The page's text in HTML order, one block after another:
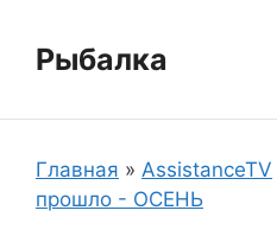
содержимому
Рыбалка
Главная » AssistanceTV
прошло - ОСЕНЬ